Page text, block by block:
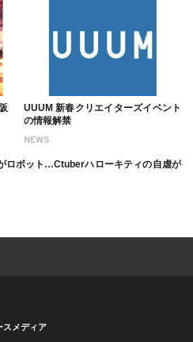
NEWS
UUUM 新春クリエイターズイベント
の情報解禁
ロボット…Ctuberハローキティの自虐が
メディア